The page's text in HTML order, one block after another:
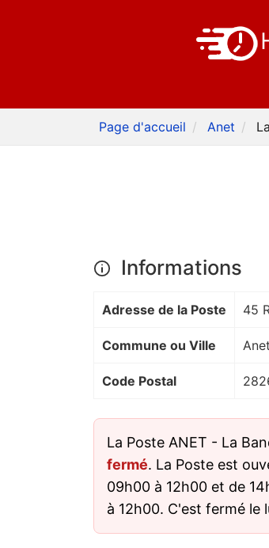
Page d'accueil Anet
Informations
Adresse de la Poste 45
Commune ou Ville Anet
Code Postal
La Poste ANET - La
fermé. La Poste est
09h00 à 12h00 et de
à 12h00. C'est fermé le